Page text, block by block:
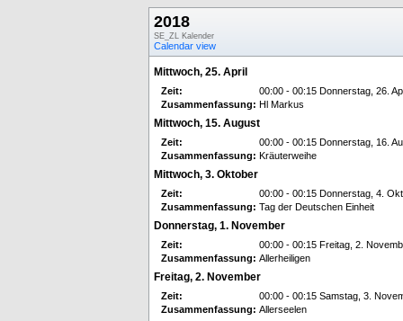
2018
SE_ZL Kalender
Calendar view
Mittwoch, 25. April
Zeit:
00:00 - 00:15 Donnerstag, 26.
Zusammenfassung: Hl Markus
Mittwoch, 15. August
Zeit:
00:00 - 00:15 Donnerstag, 16.
Zusammenfassung: Kräuterweihe
Mittwoch, 3. Oktober
Zeit:
00:00 - 00:15 Donnerstag, 4.
Zusammenfassung: Tag der Deutschen Einheit
Donnerstag, 1. November
Zeit:
00:00 - 00:15 Freitag, 2.
Zusammenfassung: Allerheiligen
Freitag, 2. November
Zeit:
00:00 - 00:15 Samstag, 3.
Zusammenfassung: Allerseelen